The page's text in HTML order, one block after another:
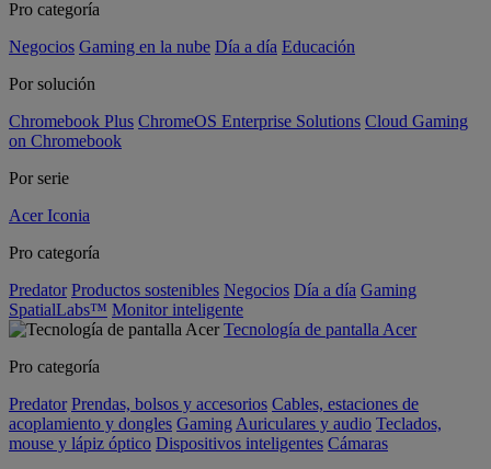
Pro categoría
Negocios Gaming en la nube Día a día Educación
Por solución
Chromebook Plus ChromeOS Enterprise Solutions Cloud Gaming
on Chromebook
Por serie
Acer Iconia
Pro categoría
Predator Productos sostenibles Negocios Día a día Gaming
SpatialLabs™ Monitor inteligente
Tecnología de pantalla Acer
Pro categoría
Predator Prendas, bolsos y accesorios Cables, estaciones de
acoplamiento y dongles Gaming Auriculares y audio Teclados,
mouse y lápiz óptico Dispositivos inteligentes Cámaras